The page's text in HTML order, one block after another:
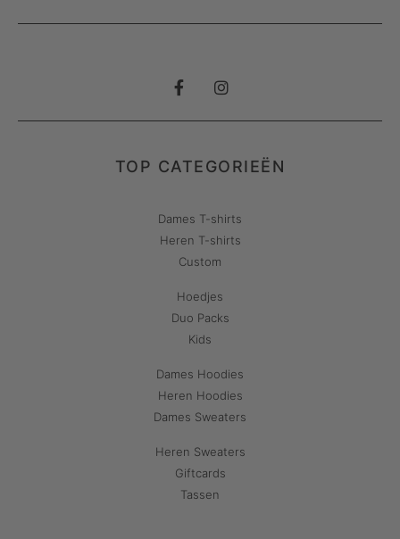
TOP CATEGORIEËN
Dames T-shirts
Heren T-shirts
Custom
Hoedjes
Duo Packs
Kids
Dames Hoodies
Heren Hoodies
Dames Sweaters
Heren Sweaters
Giftcards
Tassen